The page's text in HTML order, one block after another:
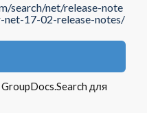
search/net/release-note
17-02-release-notes/
для